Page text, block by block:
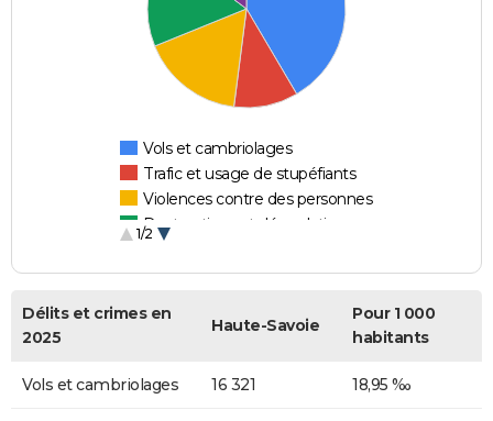
Vols et cambriolages
Trafic et usage de stupéfiants
Violences contre des personnes
Destructions et dégradations
1/2
Délits et crimes en
2025
Haute-Savoie
Pour 1 000
habitants
Vols et cambriolages 16 321 18,95 ‰